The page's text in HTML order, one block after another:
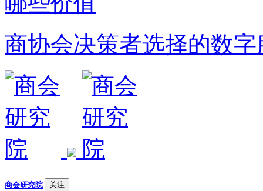
商协会决策者选择的数
商会研究院 关注